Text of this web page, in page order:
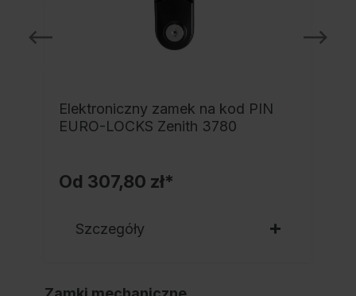
Elektroniczny zamek na kod PIN
EURO-LOCKS Zenith 3780
Od 307,80 zł*
Szczegóły